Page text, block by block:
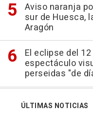
Aviso naranja
sur de Huesca,
Aragón
El eclipse del
espectáculo
perseidas "de
ÚLTIMAS NOTICIAS